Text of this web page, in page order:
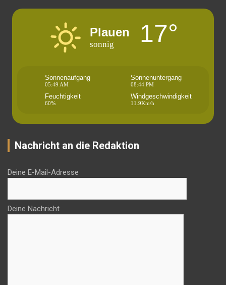
Plauen
sonnig 17°
Sonnenaufgang
05:49 AM
Sonnenuntergang
08:44 PM
Feuchtigkeit
60%
Windgeschwindigkeit
11.9Km/h
Nachricht an die Redaktion
Deine E-Mail-Adresse
Deine Nachricht